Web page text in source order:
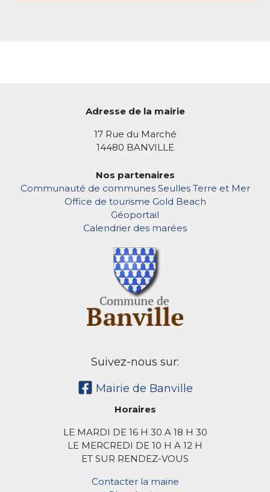
Adresse de la mairie
17 Rue du Marché
14480 BANVILLE
Nos partenaires
Communauté de communes Seulles Terre et Mer
Office de tourisme Gold Beach
Géoportail
Calendrier des marées
Suivez-nous sur:
Mairie de Banville
Horaires
LE MARDI DE 16 H 30 A 18 H 30
LE MERCREDI DE 10 H A 12 H
ET SUR RENDEZ-VOUS
Contacter la mairie